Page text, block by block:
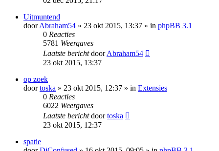
Uitmuntend
doorAbraham54 » 23 okt 2015, 13:37 » in phpBB 3.1
0 Reacties
5781 Weergaves
Laatste berichtdoorAbraham54
23 okt 2015, 13:37
op zoek
doortoska » 23 okt 2015, 12:37 » in Extensies
0 Reacties
6022 Weergaves
Laatste berichtdoortoska
23 okt 2015, 12:37
spatie